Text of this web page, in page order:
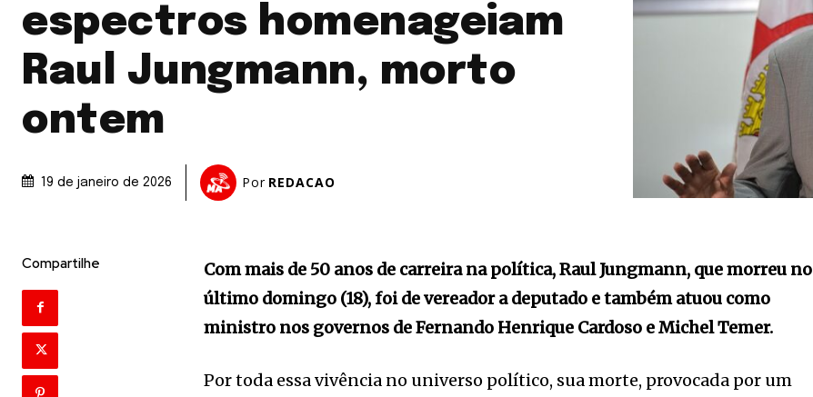
espectros homenageiam
Raul Jungmann, morto
ontem
19 de janeiro de 2026 Por REDACAO
Compartilhe
Com mais de 50 anos de carreira na política, Raul Jungmann, que morreu no
último domingo (18), foi de vereador a deputado e também atuou como
ministro nos governos de Fernando Henrique Cardoso e Michel Temer.
Por toda essa vivência no universo político, sua morte, provocada por um